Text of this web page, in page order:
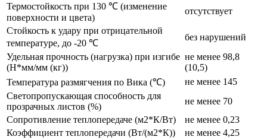
Термостойкость при 130 ℃ (изменение
поверхности и цвета)
отсутствует
Стойкость к удару при отрицательной
температуре, до -20 ℃
без нарушений
Удельная прочность (нагрузка) при изгибе
(Н*мм/мм (кг))
не менее 98,8
(10,5)
Температура размягчения по Вика (℃)
не менее 145
Светопропускающая способность для
прозрачных листов (%)
не менее 70
Сопротивление теплопередаче (м2*К/Вт)
не менее 0,23
Коэффициент теплопередачи (Вт/(м2*К))
не менее 4,25